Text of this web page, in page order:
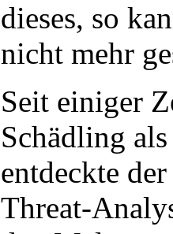
dieses, so
nicht mehr
Seit einiger
Schädling
entdeckte
Threat-